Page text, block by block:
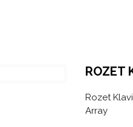
ROZET
Rozet
Array